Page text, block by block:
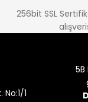
256bit SSL
1